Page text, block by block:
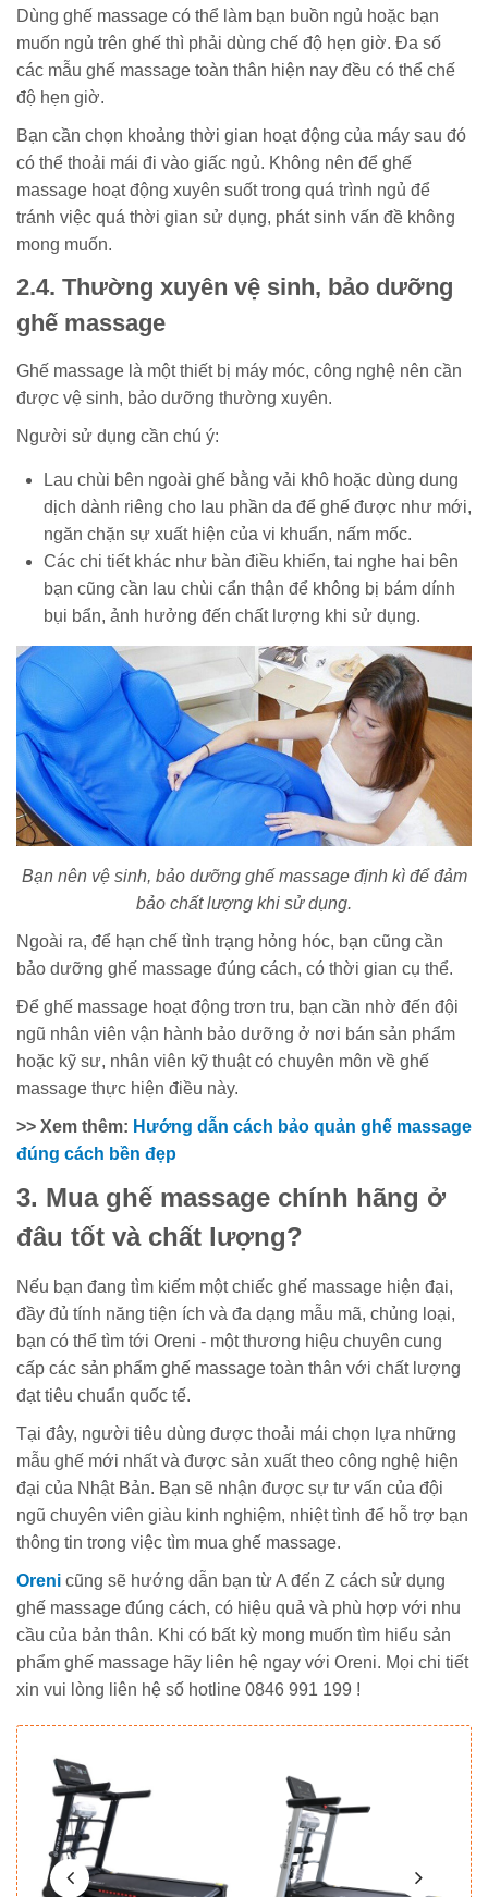
Dùng ghế massage có thể làm bạn buồn ngủ hoặc bạn
muốn ngủ trên ghế thì phải dùng chế độ hẹn giờ. Đa số
các mẫu ghế massage toàn thân hiện nay đều có thể chế
độ hẹn giờ.
Bạn cần chọn khoảng thời gian hoạt động của máy sau đó
có thể thoải mái đi vào giấc ngủ. Không nên để ghế
massage hoạt động xuyên suốt trong quá trình ngủ để
tránh việc quá thời gian sử dụng, phát sinh vấn đề không
mong muốn.
2.4. Thường xuyên vệ sinh, bảo dưỡng
ghế massage
Ghế massage là một thiết bị máy móc, công nghệ nên cần
được vệ sinh, bảo dưỡng thường xuyên.
Người sử dụng cần chú ý:
Lau chùi bên ngoài ghế bằng vải khô hoặc dùng dung
dịch dành riêng cho lau phần da để ghế được như mới,
ngăn chặn sự xuất hiện của vi khuẩn, nấm mốc.
Các chi tiết khác như bàn điều khiển, tai nghe hai bên
bạn cũng cần lau chùi cẩn thận để không bị bám dính
bụi bẩn, ảnh hưởng đến chất lượng khi sử dụng.
Bạn nên vệ sinh, bảo dưỡng ghế massage định kì để đảm
bảo chất lượng khi sử dụng.
Ngoài ra, để hạn chế tình trạng hỏng hóc, bạn cũng cần
bảo dưỡng ghế massage đúng cách, có thời gian cụ thể.
Để ghế massage hoạt động trơn tru, bạn cần nhờ đến đội
ngũ nhân viên vận hành bảo dưỡng ở nơi bán sản phẩm
hoặc kỹ sư, nhân viên kỹ thuật có chuyên môn về ghế
massage thực hiện điều này.
>> Xem thêm: Hướng dẫn cách bảo quản ghế massage
đúng cách bền đẹp
3. Mua ghế massage chính hãng ở
đâu tốt và chất lượng?
Nếu bạn đang tìm kiếm một chiếc ghế massage hiện đại,
đầy đủ tính năng tiện ích và đa dạng mẫu mã, chủng loại,
bạn có thể tìm tới Oreni - một thương hiệu chuyên cung
cấp các sản phẩm ghế massage toàn thân với chất lượng
đạt tiêu chuẩn quốc tế.
Tại đây, người tiêu dùng được thoải mái chọn lựa những
mẫu ghế mới nhất và được sản xuất theo công nghệ hiện
đại của Nhật Bản. Bạn sẽ nhận được sự tư vấn của đội
ngũ chuyên viên giàu kinh nghiệm, nhiệt tình để hỗ trợ bạn
thông tin trong việc tìm mua ghế massage.
Oreni cũng sẽ hướng dẫn bạn từ A đến Z cách sử dụng
ghế massage đúng cách, có hiệu quả và phù hợp với nhu
cầu của bản thân. Khi có bất kỳ mong muốn tìm hiểu sản
phẩm ghế massage hãy liên hệ ngay với Oreni. Mọi chi tiết
xin vui lòng liên hệ số hotline 0846 991 199 !